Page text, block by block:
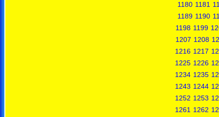
1180 1181
1189 1190
1198 1199
1207 1208
1216 1217
1225 1226
1234 1235
1243 1244
1252 1253
1261 1262